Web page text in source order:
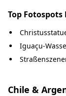
Top Fotospots
Iguaçu-
Chile &